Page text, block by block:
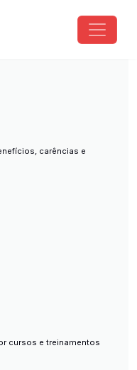
Comercial
carências e
cursos e treinamentos